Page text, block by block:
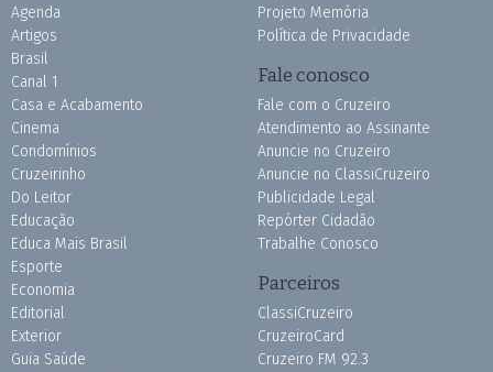
Agenda
Artigos
Brasil
Canal 1
Casa e Acabamento
Cinema
Condomínios
Cruzeirinho
Do Leitor
Educação
Educa Mais Brasil
Esporte
Economia
Editorial
Exterior
Guia Saúde
Projeto Memória
Política de Privacidade
Fale conosco
Fale com o Cruzeiro
Atendimento ao Assinante
Anuncie no Cruzeiro
Anuncie no ClassiCruzeiro
Publicidade Legal
Repórter Cidadão
Trabalhe Conosco
Parceiros
ClassiCruzeiro
CruzeiroCard
Cruzeiro FM 92.3